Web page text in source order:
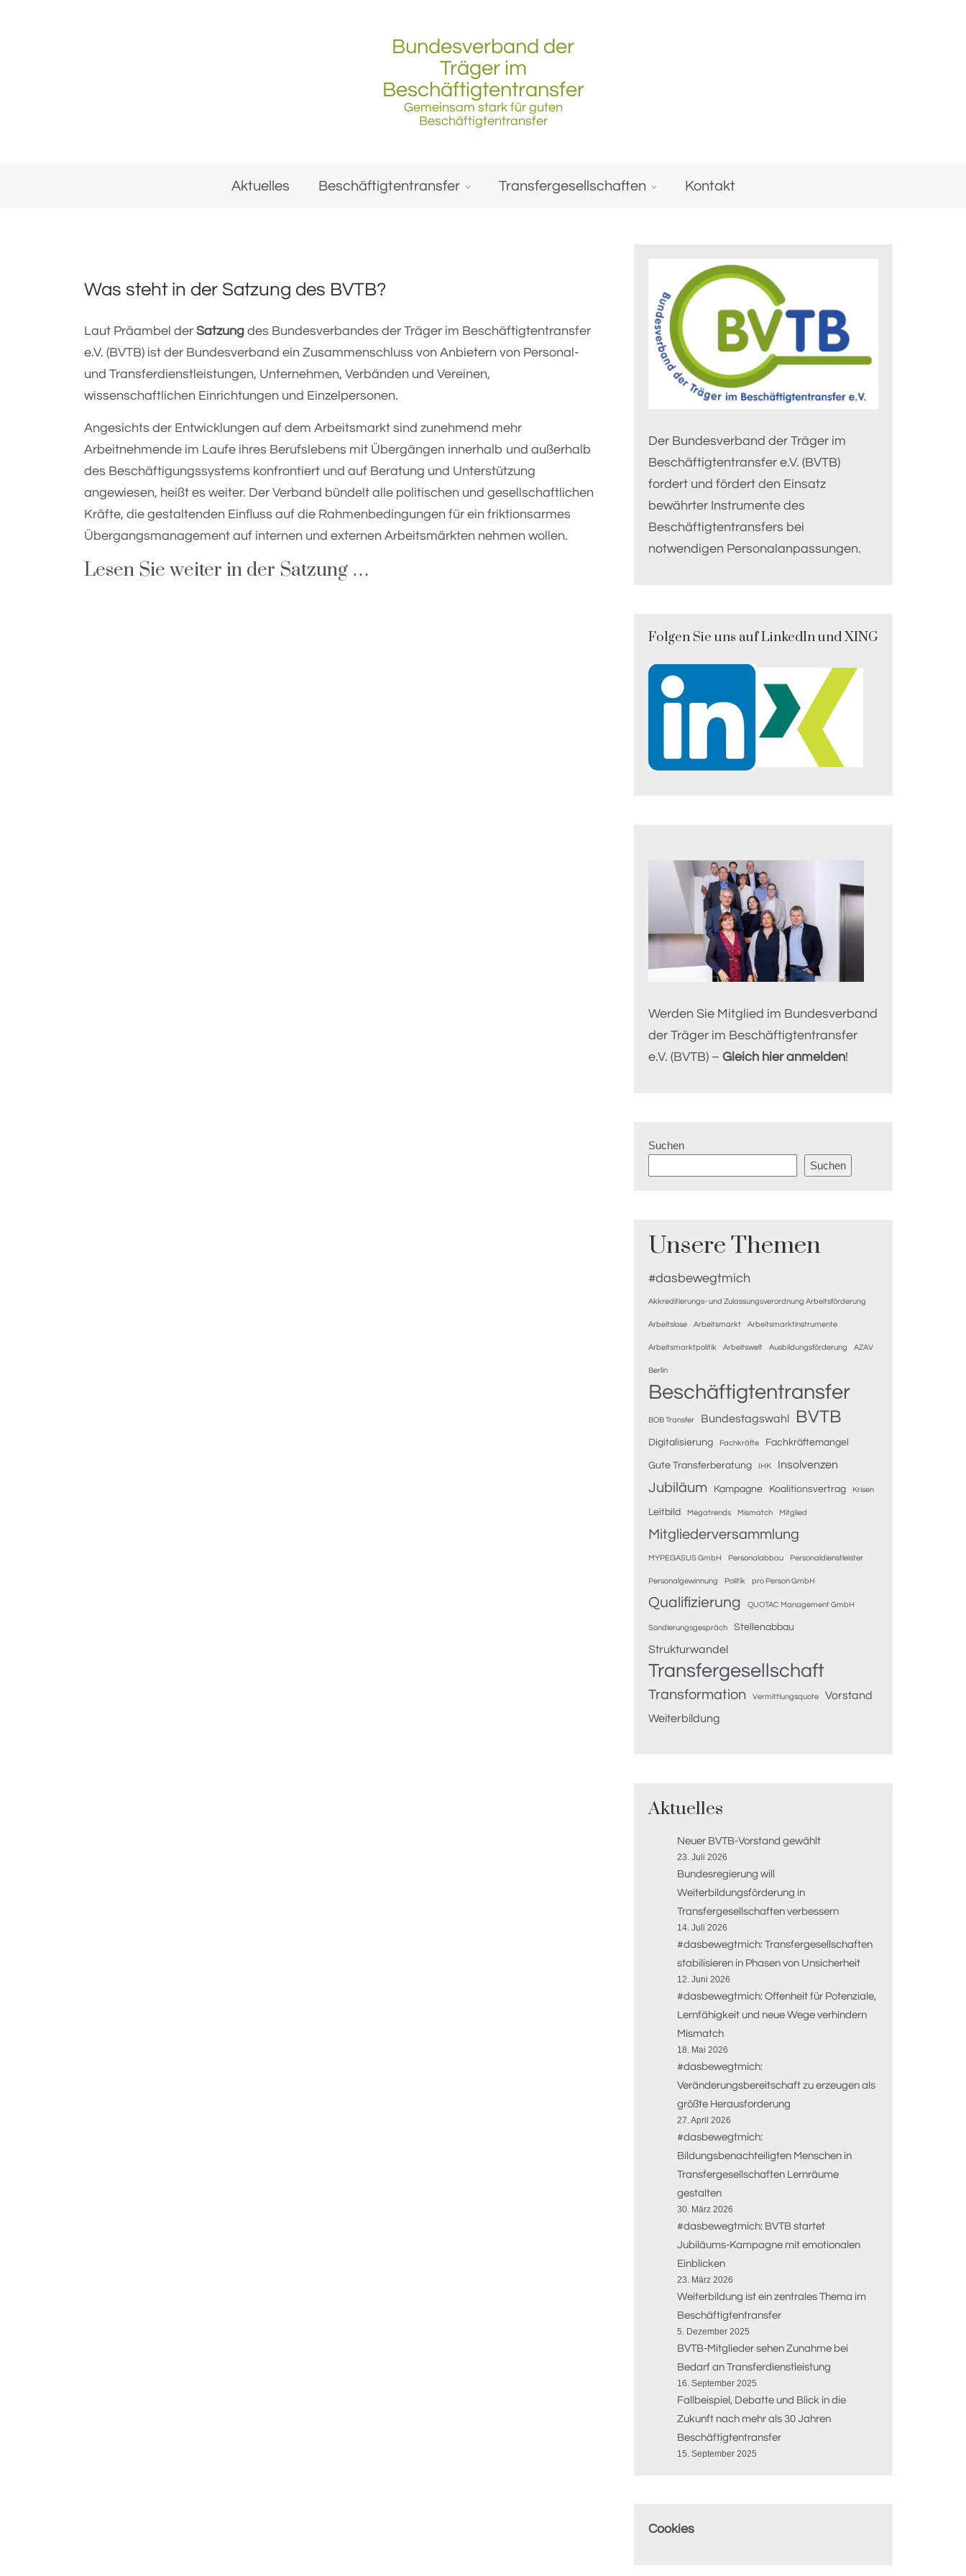
Bundesverband der
Träger im
Beschäftigtentransfer
Gemeinsam stark für guten
Beschäftigtentransfer
Aktuelles Beschäftigtentransfer Transfergesellschaften Kontakt
Was steht in der Satzung des BVTB?
Laut Präambel der Satzung des Bundesverbandes der Träger im Beschäftigtentransfer
e.V. (BVTB) ist der Bundesverband ein Zusammenschluss von Anbietern von Personal-
und Transferdienstleistungen, Unternehmen, Verbänden und Vereinen,
wissenschaftlichen Einrichtungen und Einzelpersonen.
Angesichts der Entwicklungen auf dem Arbeitsmarkt sind zunehmend mehr
Arbeitnehmende im Laufe ihres Berufslebens mit Übergängen innerhalb und außerhalb
des Beschäftigungssystems konfrontiert und auf Beratung und Unterstützung
angewiesen, heißt es weiter. Der Verband bündelt alle politischen und gesellschaftlichen
Kräfte, die gestaltenden Einfluss auf die Rahmenbedingungen für ein friktionsarmes
Übergangsmanagement auf internen und externen Arbeitsmärkten nehmen wollen.
Lesen Sie weiter in der Satzung …
Der Bundesverband der Träger im
Beschäftigtentransfer e.V. (BVTB)
fordert und fördert den Einsatz
bewährter Instrumente des
Beschäftigtentransfers bei
notwendigen Personalanpassungen.
Folgen Sie uns auf LinkedIn und XING
Werden Sie Mitglied im Bundesverband
der Träger im Beschäftigtentransfer
e.V. (BVTB) – Gleich hier anmelden!
Suchen
Suchen
Unsere Themen
#dasbewegtmich
Akkreditierungs- und Zulassungsverordnung Arbeitsförderung
Arbeitslose Arbeitsmarkt Arbeitsmarktinstrumente
Arbeitsmarktpolitik Arbeitswelt Ausbildungsförderung AZAV
Berlin
Beschäftigtentransfer
BOB Transfer Bundestagswahl BVTB
Digitalisierung Fachkräfte Fachkräftemangel
Gute Transferberatung IHK Insolvenzen
Jubiläum Kampagne Koalitionsvertrag Krisen
Leitbild Megatrends Mismatch Mitglied
Mitgliederversammlung
MYPEGASUS GmbH Personalabbau Personaldienstleister
Personalgewinnung Politik pro Person GmbH
Qualifizierung QUOTAC Management GmbH
Sondierungsgespräch Stellenabbau
Strukturwandel
Transfergesellschaft
Transformation Vermittlungsquote
Vorstand
Weiterbildung
Aktuelles
Neuer BVTB-Vorstand gewählt
23. Juli 2026
Bundesregierung will
Weiterbildungsförderung in
Transfergesellschaften verbessern
14. Juli 2026
#dasbewegtmich: Transfergesellschaften
stabilisieren in Phasen von Unsicherheit
12. Juni 2026
#dasbewegtmich: Offenheit für Potenziale,
Lernfähigkeit und neue Wege verhindern
Mismatch
18. Mai 2026
#dasbewegtmich:
Veränderungsbereitschaft zu erzeugen als
größte Herausforderung
27. April 2026
#dasbewegtmich:
Bildungsbenachteiligten Menschen in
Transfergesellschaften Lernräume
gestalten
30. März 2026
#dasbewegtmich: BVTB startet
Jubiläums-Kampagne mit emotionalen
Einblicken
23. März 2026
Weiterbildung ist ein zentrales Thema im
Beschäftigtentransfer
5. Dezember 2025
BVTB-Mitglieder sehen Zunahme bei
Bedarf an Transferdienstleistung
16. September 2025
Fallbeispiel, Debatte und Blick in die
Zukunft nach mehr als 30 Jahren
Beschäftigtentransfer
15. September 2025
Cookies